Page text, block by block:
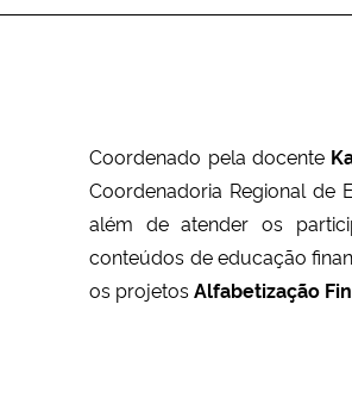
Coordenado pela docente
Coordenadoria Regional de
além de atender os
conteúdos de educação
os projetosAlfabetização